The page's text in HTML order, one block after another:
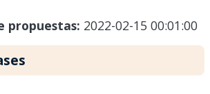
propuestas: 2022-02-15 00:01:00